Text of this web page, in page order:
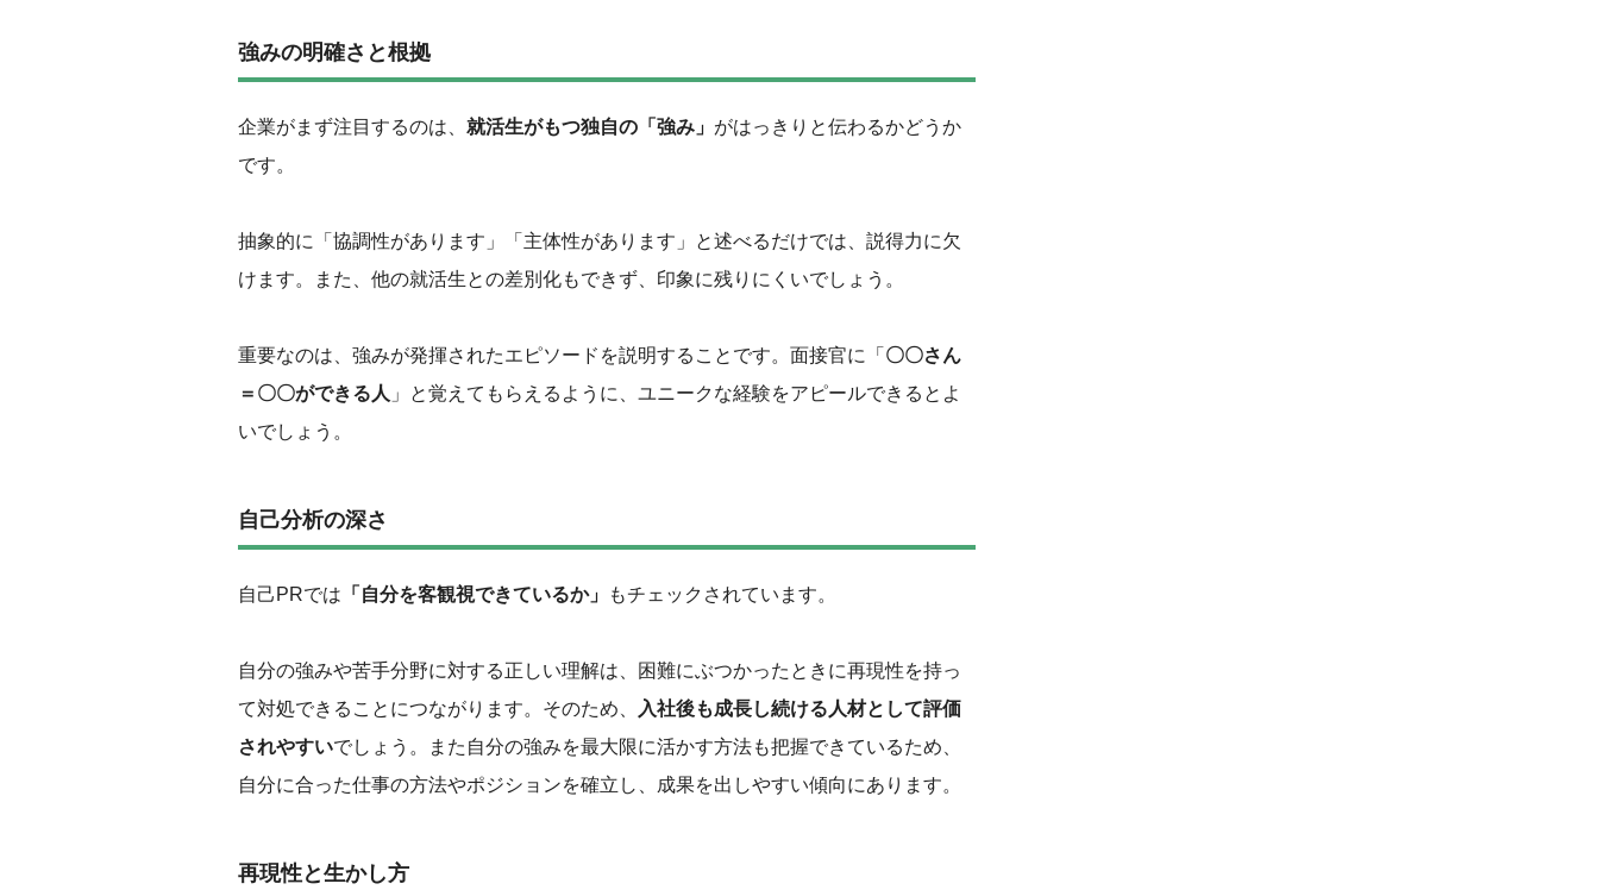
強みの明確さと根拠
企業がまず注目するのは、 就活生がもつ独自の「強み」 がはっきりと伝わるかどうか
です。
抽象的に「協調性があります」「主体性があります」と述べるだけでは、説得力に欠
けます。また、他の就活生との差別化もできず、印象に残りにくいでしょう。
重要なのは、強みが発揮されたエピソードを説明することです。面接官に「 〇〇さん
＝〇〇ができる人 」と覚えてもらえるように、ユニークな経験をアピールできるとよ
いでしょう。
‌自己分析の深さ
自己PRでは 「自分を客観視できているか」 もチェックされています。
自分の強みや苦手分野に対する正しい理解は、困難にぶつかったときに再現性を持っ
て対処できることにつながります。そのため、
入社後も成長し続ける人材として評価
されやすいでしょう。また自分の強みを最大限に活かす方法も把握できているため、
自分に合った仕事の方法やポジションを確立し、成果を出しやすい傾向にあります。
再現性と生かし方